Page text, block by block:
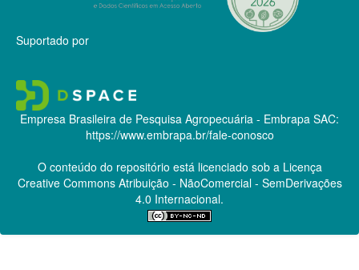
Suportado por
Empresa Brasileira de Pesquisa Agropecuária - Embrapa SAC:
https://www.embrapa.br/fale-conosco
O conteúdo do repositório está licenciado sob a Licença
Creative CommonsAtribuição - NãoComercial - SemDerivações
4.0 Internacional.